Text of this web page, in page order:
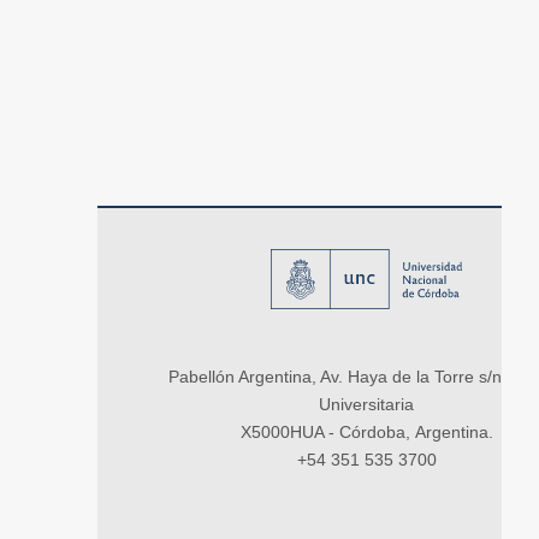
Pabellón Argentina, Av. Haya de la Torre s/n,
Universitaria
X5000HUA - Córdoba, Argentina.
+54 351 535 3700